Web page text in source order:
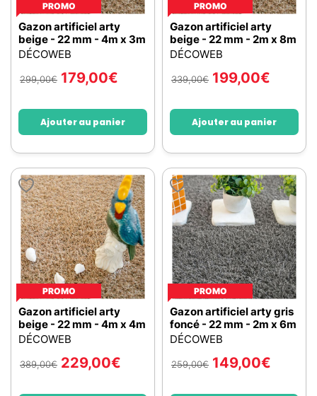
PROMO
Gazon artificiel arty
beige - 22 mm - 4m x 3m
DÉCOWEB
299,00€ 179,00€
Ajouter au panier
PROMO
Gazon artificiel arty
beige - 22 mm - 2m x 8m
DÉCOWEB
339,00€ 199,00€
Ajouter au panier
PROMO
Gazon artificiel arty
beige - 22 mm - 4m x 4m
DÉCOWEB
389,00€ 229,00€
PROMO
Gazon artificiel arty gris
foncé - 22 mm - 2m x 6m
DÉCOWEB
259,00€ 149,00€